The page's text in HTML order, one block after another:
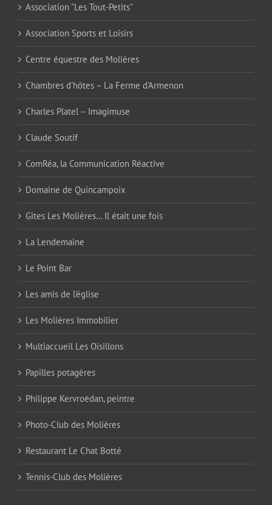
Association "Les Tout-Petits"
Association Sports et Loisirs
Centre équestre des Molières
Chambres d'hôtes – La Ferme d'Armenon
Charles Platel – Imagimuse
Claude Soutif
ComRéa, la Communication Réactive
Domaine de Quincampoix
Gîtes Les Molières… Il était une fois
La Lendemaine
Le Point Bar
Les amis de l'église
Les Molières Immobilier
Multiaccueil Les Oisillons
Papilles potagères
Philippe Kervroëdan, peintre
Photo-Club des Molières
Restaurant Le Chat Botté
Tennis-Club des Molières